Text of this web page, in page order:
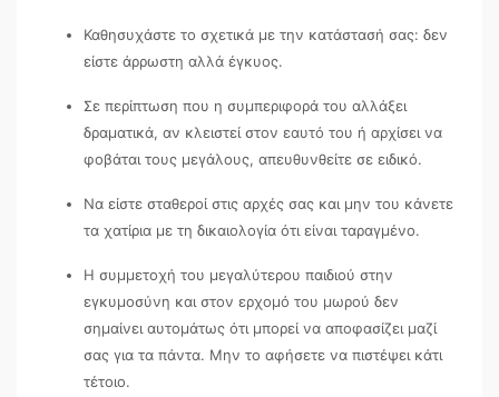
Καθησυχάστε το σχετικά με την κατάστασή σας: δεν
είστε άρρωστη αλλά έγκυος.
Σε περίπτωση που η συμπεριφορά του αλλάξει
δραματικά, αν κλειστεί στον εαυτό του ή αρχίσει να
φοβάται τους μεγάλους, απευθυνθείτε σε ειδικό.
Να είστε σταθεροί στις αρχές σας και μην του κάνετε
τα χατίρια με τη δικαιολογία ότι είναι ταραγμένο.
Η συμμετοχή του μεγαλύτερου παιδιού στην
εγκυμοσύνη και στον ερχομό του μωρού δεν
σημαίνει αυτομάτως ότι μπορεί να αποφασίζει μαζί
σας για τα πάντα. Μην το αφήσετε να πιστέψει κάτι
τέτοιο.